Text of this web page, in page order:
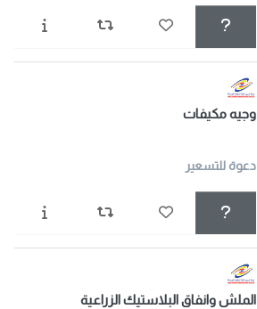
وجيه مكيفات
دعوة للتسعير
الملش وانفاق البلاستيك الزراعية